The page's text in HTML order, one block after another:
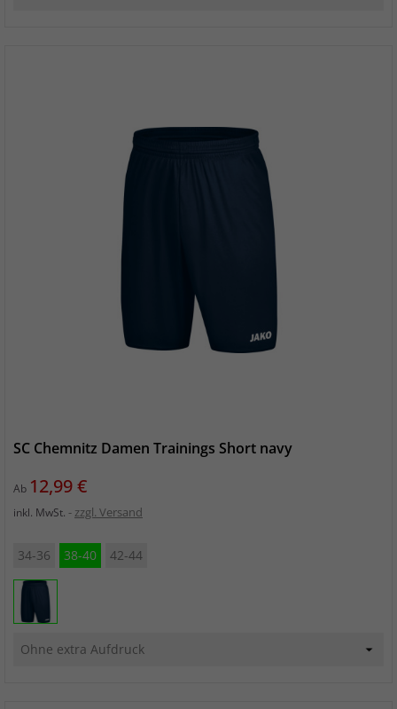
SC Chemnitz Damen Trainings Short navy
Ab Preis
12,99 €
inkl. MwSt. zzgl. Versand
34-36 38-40 42-44